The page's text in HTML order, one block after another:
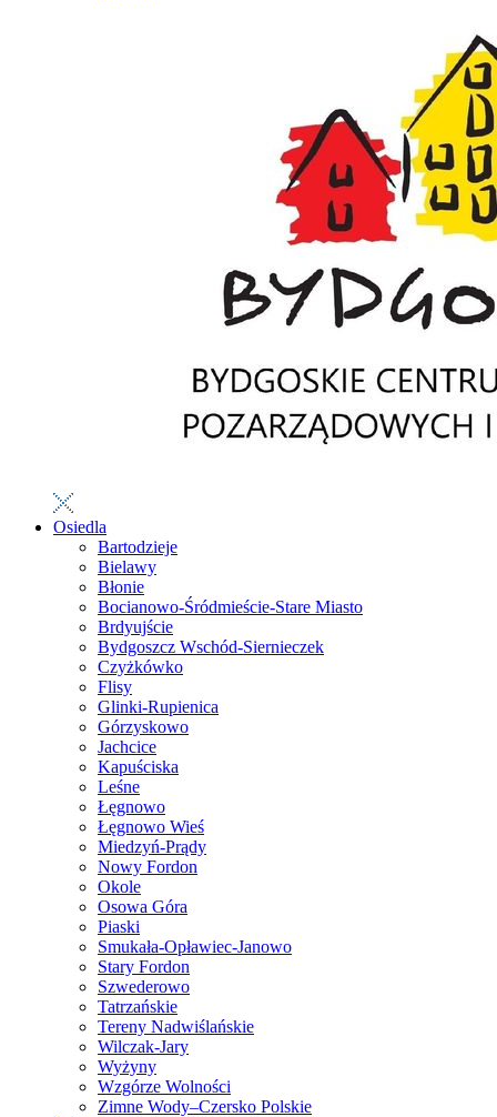
Osiedla
Bartodzieje
Bielawy
Błonie
Bocianowo-Śródmieście-Stare Miasto
Brdyujście
Bydgoszcz Wschód-Siernieczek
Czyżkówko
Flisy
Glinki-Rupienica
Górzyskowo
Jachcice
Kapuściska
Leśne
Łęgnowo
Łęgnowo Wieś
Miedzyń-Prądy
Nowy Fordon
Okole
Osowa Góra
Piaski
Smukała-Opławiec-Janowo
Stary Fordon
Szwederowo
Tatrzańskie
Tereny Nadwiślańskie
Wilczak-Jary
Wyżyny
Wzgórze Wolności
Zimne Wody–Czersko Polskie